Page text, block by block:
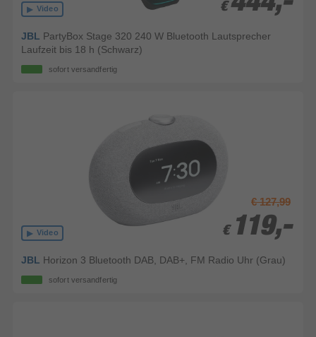
Video €
€
JBL PartyBox Stage 320 240 W Bluetooth Lautsprecher
Laufzeit bis 18 h (Schwarz)
sofort versandfertig
Video
€ 127,99
€ 119,-
€ 119,-
JBL Horizon 3 Bluetooth DAB, DAB+, FM Radio Uhr (Grau)
sofort versandfertig